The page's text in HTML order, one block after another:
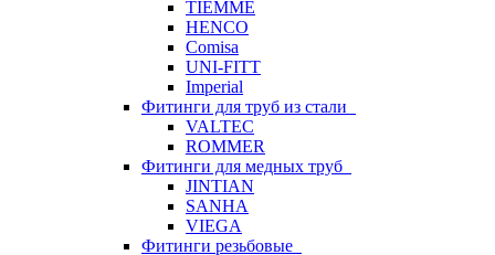
TIEMME
HENCO
Comisa
UNI-FITT
Imperial
Фитинги для труб из стали
VALTEC
ROMMER
Фитинги для медных труб
JINTIAN
SANHA
VIEGA
Фитинги резьбовые